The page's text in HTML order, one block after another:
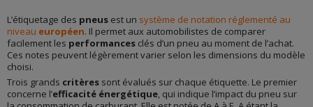
L’étiquetage des pneus est un système de notation réglementé au
niveau européen. Il permet aux automobilistes de comparer
facilement les performances clés d’un pneu au moment de l’achat.
Ces notes peuvent légèrement varier selon les dimensions du modèle
choisi.
Trois grands critères sont évalués sur chaque étiquette. Le premier
concerne l’efficacité énergétique, qui indique l’impact du pneu sur